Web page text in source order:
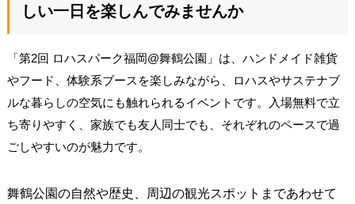
しい一日を楽しんでみませんか
「第2回 ロハスパーク福岡@舞鶴公園」は、ハンドメイド雑貨
やフード、体験系ブースを楽しみながら、ロハスやサステナブ
ルな暮らしの空気にも触れられるイベントです。入場無料で立
ち寄りやすく、家族でも友人同士でも、それぞれのペースで過
ごしやすいのが魅力です。
舞鶴公園の自然や歴史、周辺の観光スポットまであわせて